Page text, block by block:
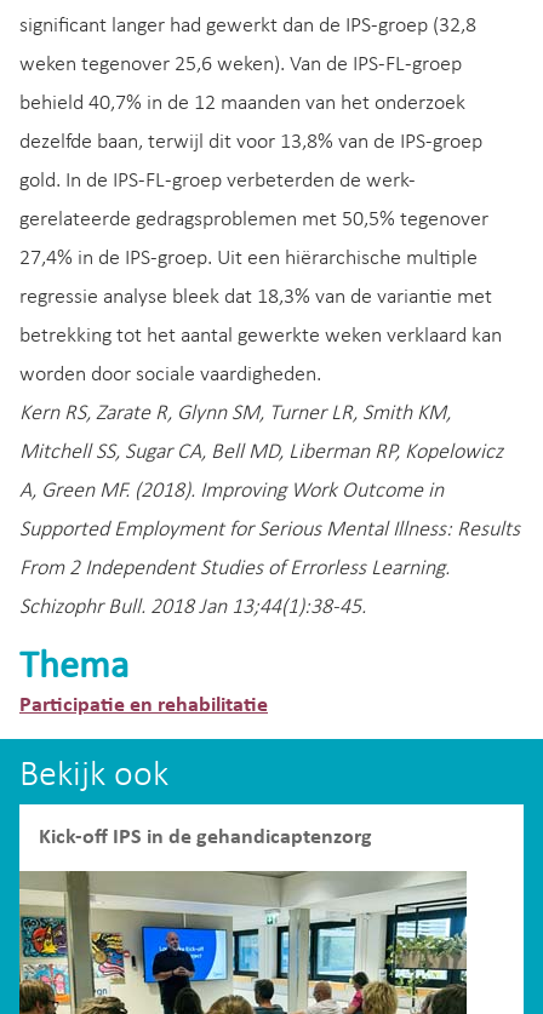
significant langer had gewerkt dan de IPS-groep (32,8
weken tegenover 25,6 weken). Van de IPS-FL-groep
behield 40,7% in de 12 maanden van het onderzoek
dezelfde baan, terwijl dit voor 13,8% van de IPS-groep
gold. In de IPS-FL-groep verbeterden de werk-
gerelateerde gedragsproblemen met 50,5% tegenover
27,4% in de IPS-groep. Uit een hiërarchische multiple
regressie analyse bleek dat 18,3% van de variantie met
betrekking tot het aantal gewerkte weken verklaard kan
worden door sociale vaardigheden.
Kern RS, Zarate R, Glynn SM, Turner LR, Smith KM,
Mitchell SS, Sugar CA, Bell MD, Liberman RP, Kopelowicz
A, Green MF. (2018). Improving Work Outcome in
Supported Employment for Serious Mental Illness: Results
From 2 Independent Studies of Errorless Learning.
Schizophr Bull. 2018 Jan 13;44(1):38-45.
Thema
Participatie en rehabilitatie
Bekijk ook
Kick-off IPS in de gehandicaptenzorg